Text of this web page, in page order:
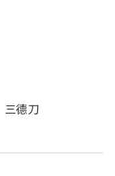
三德刀